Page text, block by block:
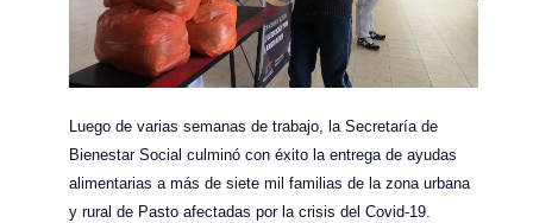
Luego de varias semanas de trabajo, la Secretaría de
Bienestar Social culminó con éxito la entrega de ayudas
alimentarias a más de siete mil familias de la zona urbana
y rural de Pasto afectadas por la crisis del Covid-19.